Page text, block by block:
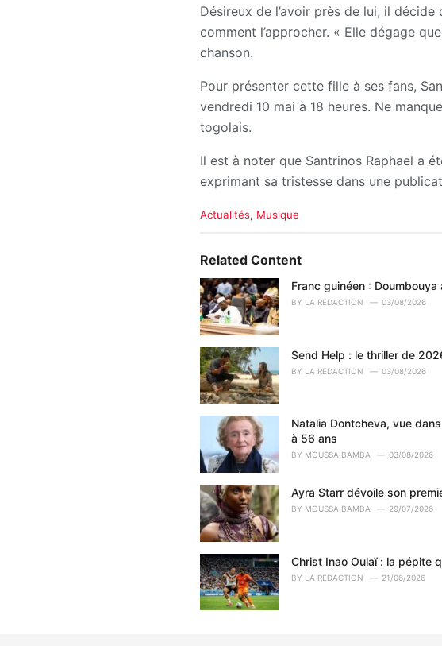
Désireux de l’avoir près de lui, il
comment l’approcher. « Elle dégage
chanson.
Pour présenter cette fille à ses fans,
vendredi 10 mai à 18 heures. Ne
togolais.
Il est à noter que Santrinos Raphael a
exprimant sa tristesse dans une
C
e
o
r
i
e
:
Actualités, Musique
Related Content
Franc guinéen :
BY LA REDACTION 03/08/2026
Send Help : le thriller de
BY LA REDACTION 03/08/2026
Natalia Dontcheva, vue
à 56 ans
BY MOUSSA BAMBA 03/08/2026
Ayra Starr dévoile son
BY MOUSSA BAMBA 29/07/2026
Christ Inao Oulaï : la pépite
BY LA REDACTION 21/06/2026